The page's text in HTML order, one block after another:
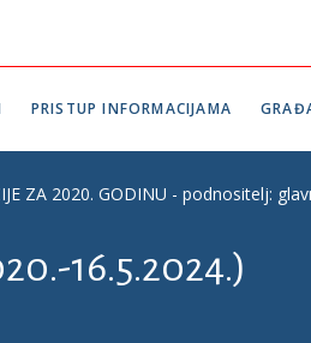
PRISTUP INFORMACIJAMA
ZA 2020. GODINU - podnositelj:
16.5.2024.)